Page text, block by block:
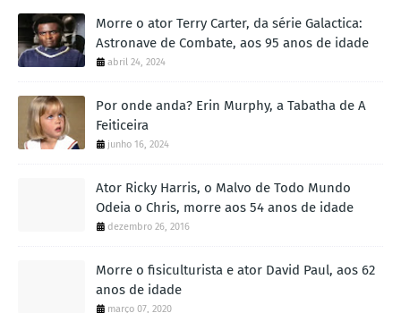
Morre o ator Terry Carter, da série Galactica:
Astronave de Combate, aos 95 anos de idade
abril 24, 2024
Por onde anda? Erin Murphy, a Tabatha de A
Feiticeira
junho 16, 2024
Ator Ricky Harris, o Malvo de Todo Mundo
Odeia o Chris, morre aos 54 anos de idade
dezembro 26, 2016
Morre o fisiculturista e ator David Paul, aos 62
anos de idade
março 07, 2020